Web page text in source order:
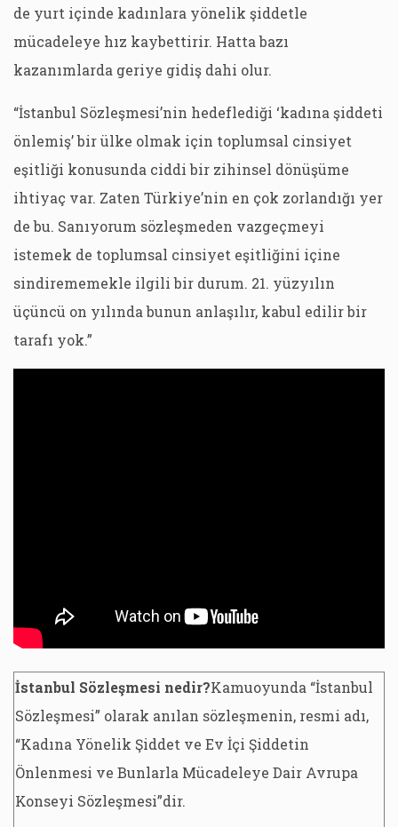
de yurt içinde kadınlara yönelik şiddetle
mücadeleye hız kaybettirir. Hatta bazı
kazanımlarda geriye gidiş dahi olur.
“İstanbul Sözleşmesi’nin hedeflediği ‘kadına şiddeti
önlemiş’ bir ülke olmak için toplumsal cinsiyet
eşitliği konusunda ciddi bir zihinsel dönüşüme
ihtiyaç var. Zaten Türkiye’nin en çok zorlandığı yer
de bu. Sanıyorum sözleşmeden vazgeçmeyi
istemek de toplumsal cinsiyet eşitliğini içine
sindirememekle ilgili bir durum. 21. yüzyılın
üçüncü on yılında bunun anlaşılır, kabul edilir bir
tarafı yok.”
İstanbul Sözleşmesi nedir?Kamuoyunda “İstanbul
Sözleşmesi” olarak anılan sözleşmenin, resmi adı,
“Kadına Yönelik Şiddet ve Ev İçi Şiddetin
Önlenmesi ve Bunlarla Mücadeleye Dair Avrupa
Konseyi Sözleşmesi”dir.